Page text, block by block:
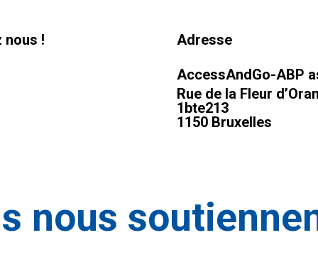
nous ! Adresse
AccessAndGo-ABP
Rue de la Fleur
1bte213
1150 Bruxelles
nous